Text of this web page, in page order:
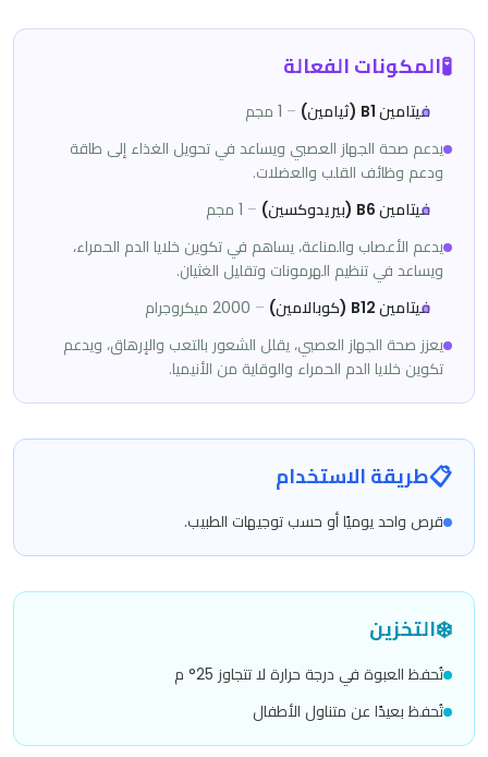
🧪المكونات الفعالة
فيتامين B1 (ثيامين) – 1 مجم
يدعم صحة الجهاز العصبي ويساعد في تحويل الغذاء إلى طاقة
ودعم وظائف القلب والعضلات.
فيتامين B6 (بيريدوكسين)
– 1 مجم
يدعم الأعصاب والمناعة، يساهم في تكوين خلايا الدم الحمراء،
ويساعد في تنظيم الهرمونات وتقليل الغثيان.
فيتامين B12 (كوبالامين)
– 2000 ميكروجرام
يعزز صحة الجهاز العصبي، يقلل الشعور بالتعب والإرهاق، ويدعم
تكوين خلايا الدم الحمراء والوقاية من الأنيميا.
📋طريقة الاستخدام
قرص واحد يوميًا أو حسب توجيهات الطبيب.
❄️التخزين
تُحفظ العبوة في درجة حرارة لا تتجاوز 25° م
تُحفظ بعيدًا عن متناول الأطفال